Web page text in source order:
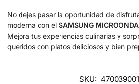
No dejes pasar la oportunidad de
moderna con el SAMSUNG
Mejora tus experiencias culinarias y
queridos con platos deliciosos y bien
SKU: 470039001